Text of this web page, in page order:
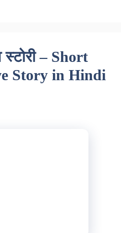
स्टोरी – Short
Story in Hindi